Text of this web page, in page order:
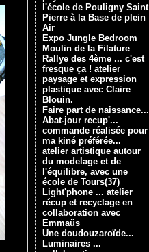
l'école de Pouligny Saint
Pierre à la Base de plein
Air
Expo Jungle Bedroom
Moulin de la Filature
Rallye des 4ème ... c'est
fresque ça ! atelier
paysage et expression
plastique avec Claire
Blouin.
Faire part de naissance...
Abat-jour recup'...
commande réalisée pour
ma kiné préférée...
atelier artistique autour
du modelage et de
l'équilibre, avec une
école de Tours(37)
Light'phone ... atelier
récup et recyclage en
collaboration avec
Emmaüs
Une doudouzaroïde...
Luminaires ...